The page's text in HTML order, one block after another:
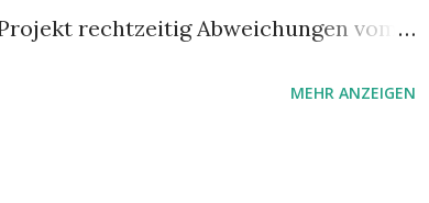
rechtzeitig Abweichungen vom
MEHR ANZEIGEN